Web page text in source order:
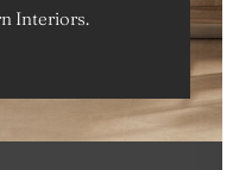
Interiors.